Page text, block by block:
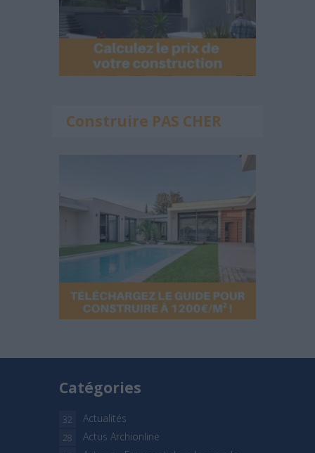
Construire PAS CHER
Catégories
Actualités
32
Actus Archionline
28